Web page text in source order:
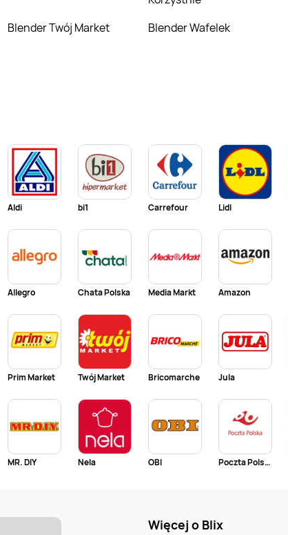
Blender Twój Market Blender Wafelek
Aldi bi1 Carrefour Lidl
Allegro Chata Polska Media Markt Amazon
Prim Market Twój Market Bricomarche Jula
MR. DIY Nela OBI Poczta Polska
Więcej o Blix